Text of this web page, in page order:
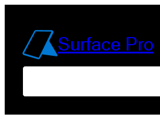
содержимомуSurface Pro